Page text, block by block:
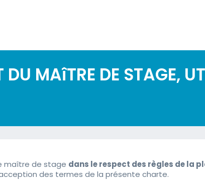
MAîTRE DE STAGE,
maître de stage dans le respect des règles de la
des termes de la présente charte.